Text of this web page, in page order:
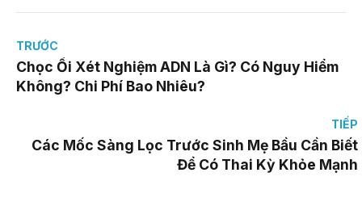
TRƯỚC
Chọc Ối Xét Nghiệm ADN Là Gì? Có Nguy Hiểm
Không? Chi Phí Bao Nhiêu?
TIẾP
Các Mốc Sàng Lọc Trước Sinh Mẹ Bầu Cần Biết
Để Có Thai Kỳ Khỏe Mạnh